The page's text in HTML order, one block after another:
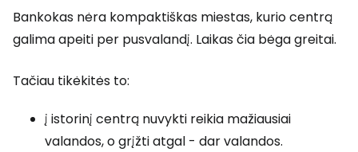
Bankokas nėra kompaktiškas miestas, kurio centrą
galima apeiti per pusvalandį. Laikas čia bėga greitai.
Tačiau tikėkitės to:
į istorinį centrą nuvykti reikia mažiausiai
valandos, o grįžti atgal - dar valandos.